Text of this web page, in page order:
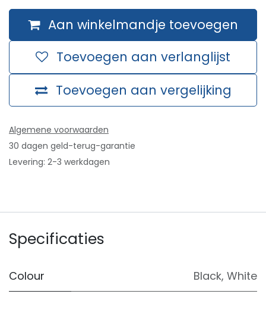
Aan winkelmandje toevoegen
Toevoegen aan vergelijking
Toevoegen aan verlanglijst
Algemene voorwaarden
30 dagen geld-terug-garantie
Levering: 2-3 werkdagen
Specificaties
Colour Black, White